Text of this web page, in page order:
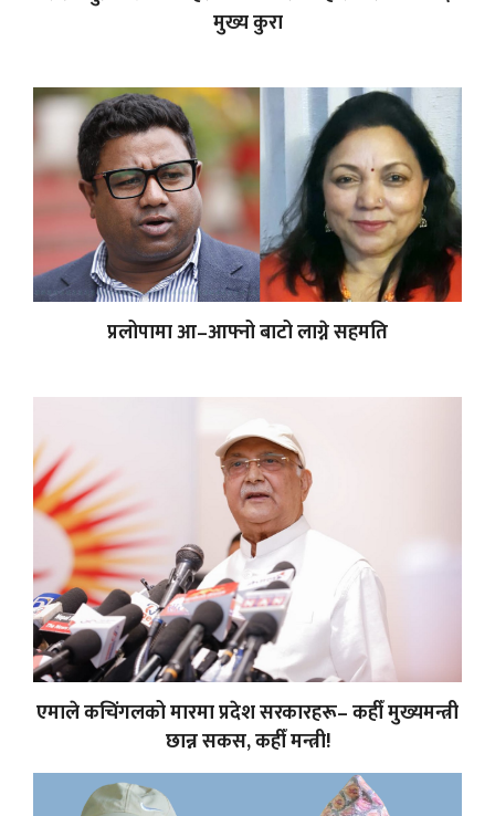
मुख्य कुरा
प्रलोपामा आ–आफ्नो बाटो लाग्ने सहमति
एमाले कचिंगलको मारमा प्रदेश सरकारहरू– कहीँ मुख्यमन्त्री
छान्न सकस, कहीँ मन्त्री!